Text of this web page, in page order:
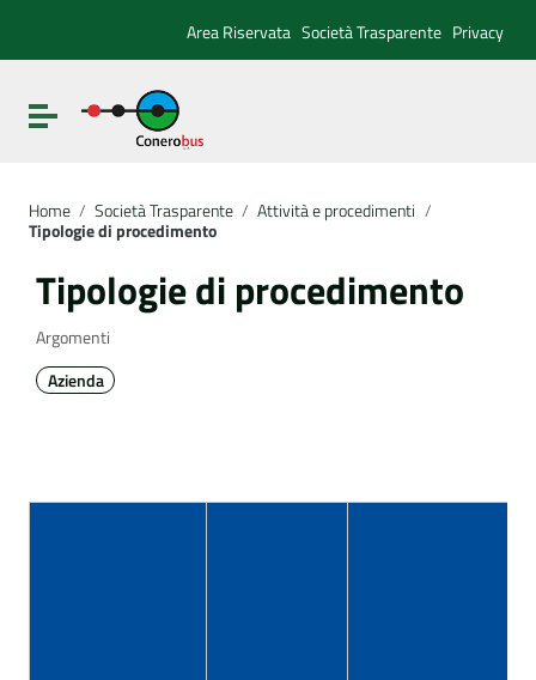
Vai al menu di navigazione
Vai al footer
Area Riservata Società Trasparente Privacy
Attiva / disattiva la navigazione
Home / Società Trasparente / Attività e procedimenti /
Tipologie di procedimento
Tipologie di procedimento
Argomenti
Azienda